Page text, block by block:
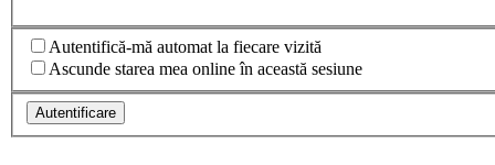
Autentifică-mă automat la fiecare vizită
Ascunde starea mea online în această sesiune